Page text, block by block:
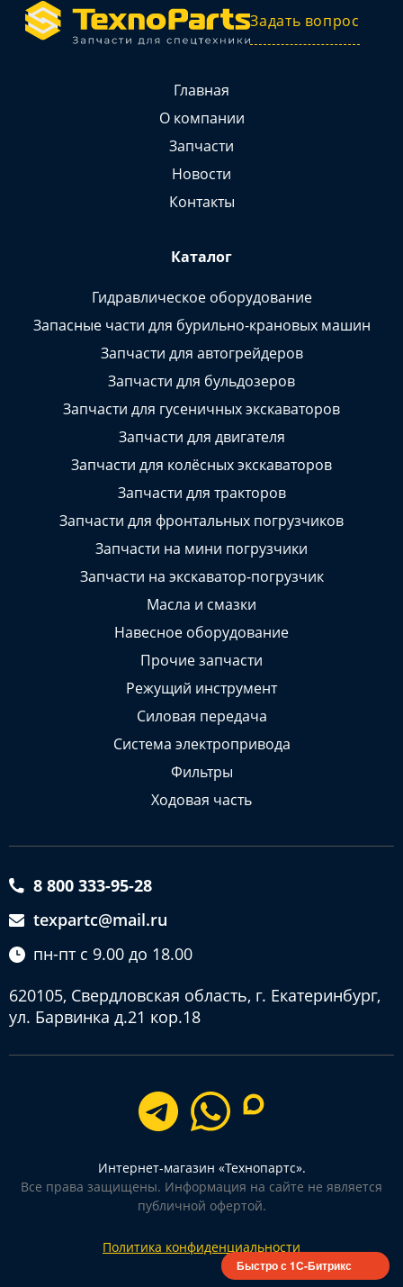
Задать вопрос
Главная
О компании
Запчасти
Новости
Контакты
Каталог
Гидравлическое оборудование
Запасные части для бурильно-крановых машин
Запчасти для автогрейдеров
Запчасти для бульдозеров
Запчасти для гусеничных экскаваторов
Запчасти для двигателя
Запчасти для колёсных экскаваторов
Запчасти для тракторов
Запчасти для фронтальных погрузчиков
Запчасти на мини погрузчики
Запчасти на экскаватор-погрузчик
Масла и смазки
Навесное оборудование
Прочие запчасти
Режущий инструмент
Силовая передача
Система электропривода
Фильтры
Ходовая часть
8 800 333-95-28
texpartc@mail.ru
пн-пт с 9.00 до 18.00
620105, Свердловская область, г. Екатеринбург,
ул. Барвинка д.21 кор.18
Интернет-магазин «Технопартс».
Все права защищены. Информация на сайте не является
публичной офертой.
Политика конфиденциальности
Быстро с 1С-Битрикс